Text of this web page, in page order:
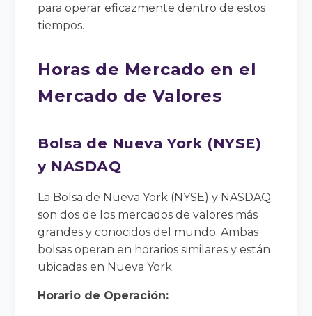
para operar eficazmente dentro de estos
tiempos.
Horas de Mercado en el
Mercado de Valores
Bolsa de Nueva York (NYSE)
y NASDAQ
La Bolsa de Nueva York (NYSE) y NASDAQ
son dos de los mercados de valores más
grandes y conocidos del mundo. Ambas
bolsas operan en horarios similares y están
ubicadas en Nueva York.
Horario de Operación: